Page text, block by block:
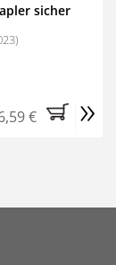
sicher
€ »